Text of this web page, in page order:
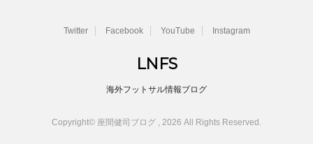
Twitter Facebook YouTube Instagram
LNFS
海外フットサル情報ブログ
Copyright© 座間健司ブログ , 2026 All Rights Reserved.